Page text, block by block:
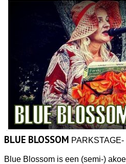
BLUE BLOSSOM
Blue Blossom is een (semi-)